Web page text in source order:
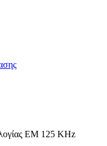
EM 125 KHz